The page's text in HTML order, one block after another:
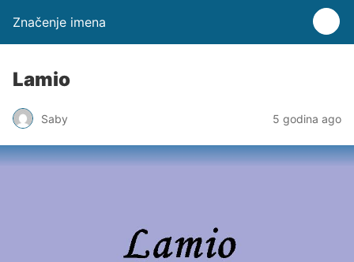
Značenje imena
Lamio
Saby 5 godina ago